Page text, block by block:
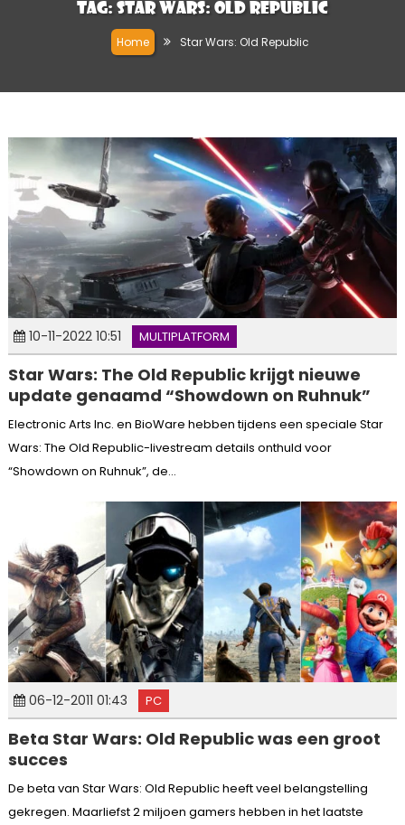
Tag: Star Wars: Old Republic
Home Star Wars: Old Republic
10-11-2022 10:51 MULTIPLATFORM
Star Wars: The Old Republic krijgt nieuwe
update genaamd “Showdown on Ruhnuk”
Electronic Arts Inc. en BioWare hebben tijdens een speciale Star
Wars: The Old Republic-livestream details onthuld voor
“Showdown on Ruhnuk”, de...
06-12-2011 01:43 PC
Beta Star Wars: Old Republic was een groot
succes
De beta van Star Wars: Old Republic heeft veel belangstelling
gekregen. Maarliefst 2 miljoen gamers hebben in het laatste